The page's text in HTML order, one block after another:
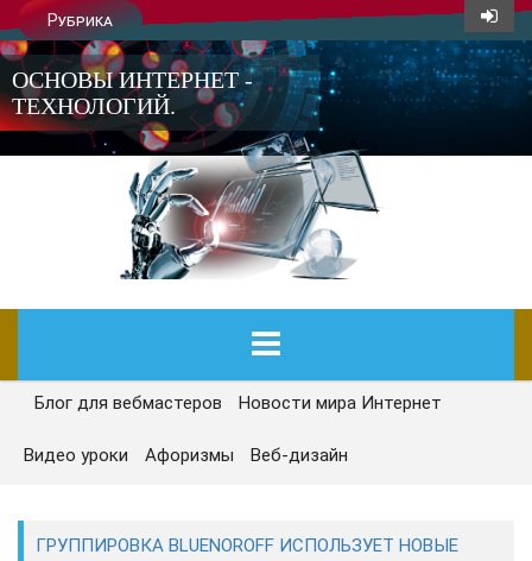
Рубрика
ОСНОВЫ ИНТЕРНЕТ -
ТЕХНОЛОГИЙ.
ГЛАВНАЯ
СЕГОДНЯ
Блог для вебмастеров Новости мира Интернет
Видео уроки Афоризмы Веб-дизайн
ГРУППИРОВКА BLUENOROFF ИСПОЛЬЗУЕТ НОВЫЕ